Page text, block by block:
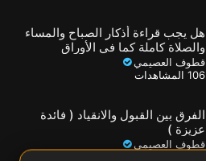
هل يجب قراءة أذكار الصباح والمساء
والصلاة كاملة كما في الأوراق
المنتشرة؟
قطوف العصيمي
106 المشاهدات
الفرق بين القبول والانقياد ( فائدة
عزيزة )
قطوف العصيمي